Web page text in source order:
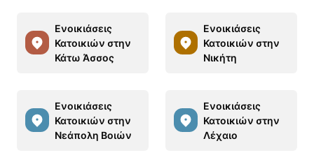
Ενοικιάσεις
Κατοικιών στην
Κάτω Άσσος
Ενοικιάσεις
Κατοικιών στην
Νικήτη
Ενοικιάσεις
Κατοικιών στην
Νεάπολη Βοιών
Ενοικιάσεις
Κατοικιών στην
Λέχαιο